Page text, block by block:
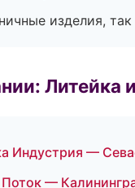
изделия,
Литейка
Индустрия —
—